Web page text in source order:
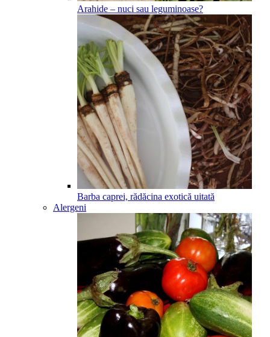
Arahide – nuci sau leguminoase?
Barba caprei, rădăcina exotică uitată
Alergeni